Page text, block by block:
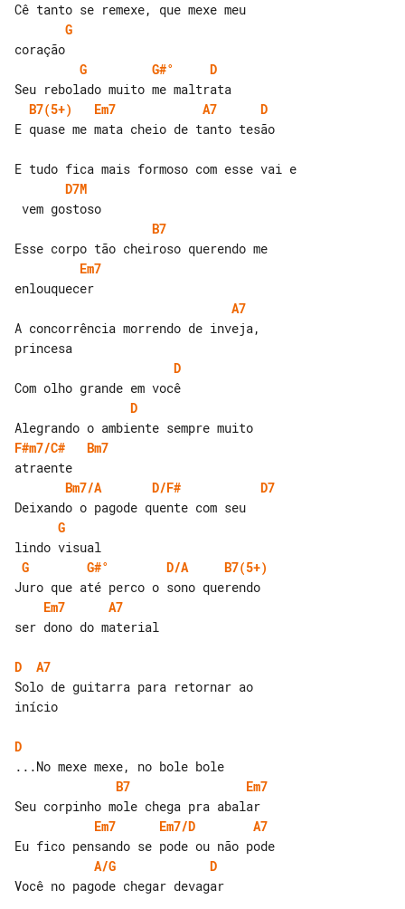
G
G
G#°
D
B7(5+)
Em7 A7
D
E quase me mata cheio de tanto tesão
D7M
B7
Em7
A7
A concorrência morrendo de inveja,
D
D
F#m7/C#
Bm7
Bm7/A
D/F#
D7
G
G
G#° D/A
B7(5+)
Em7
A7
ser dono do material
D
A7
Solo de guitarra para retornar ao
início
D
B7
Em7
Em7
Em7/D
A7
A/G
D
Você no pagode chegar devagar